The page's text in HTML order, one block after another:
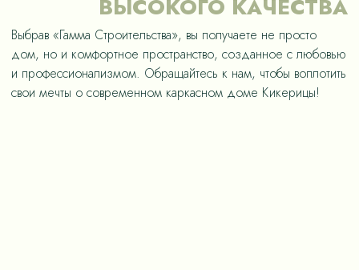
ВЫСОКОГО КАЧЕСТВА
Выбрав «Гамма Строительства», вы получаете не просто
дом, но и комфортное пространство, созданное с любовью
и профессионализмом. Обращайтесь к нам, чтобы воплотить
свои мечты о современном каркасном доме Кикерицы!